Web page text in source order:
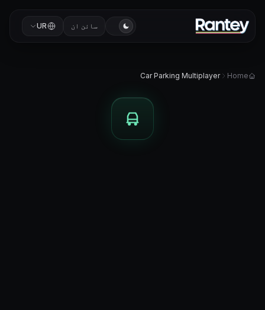
سائن ان UR
Home
Car Parking Multiplayer